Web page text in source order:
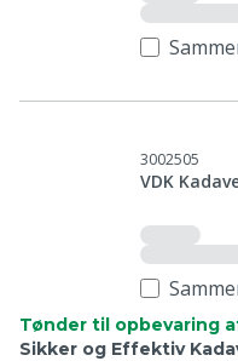
3002505
VDK
Tønder til opbevaring
Sikker og Effektiv